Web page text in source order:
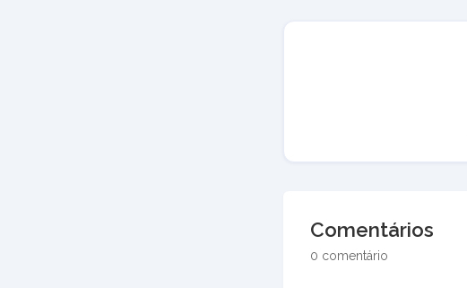
Comentários
0 comentário